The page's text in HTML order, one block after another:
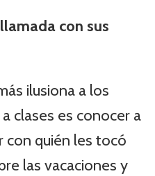
con sus
ilusiona a los
clases es conocer a
con quién les tocó
las vacaciones y